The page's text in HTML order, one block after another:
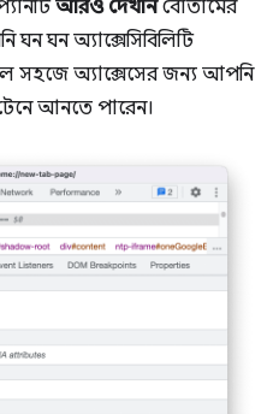
আরও দেখানবোতামের
ঘন অ্যাক্সেসিবিলিটি
সহজে অ্যাক্সেসের জন্য আপনি
আনতে পারেন।